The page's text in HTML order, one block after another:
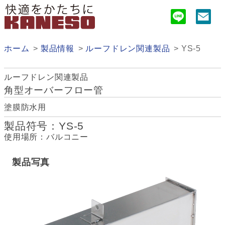
ホーム 製品情報 ルーフドレン関連製品 YS-5
ルーフドレン関連製品
角型オーバーフロー管
塗膜防水用
製品符号：YS-5
使用場所：バルコニー
製品写真